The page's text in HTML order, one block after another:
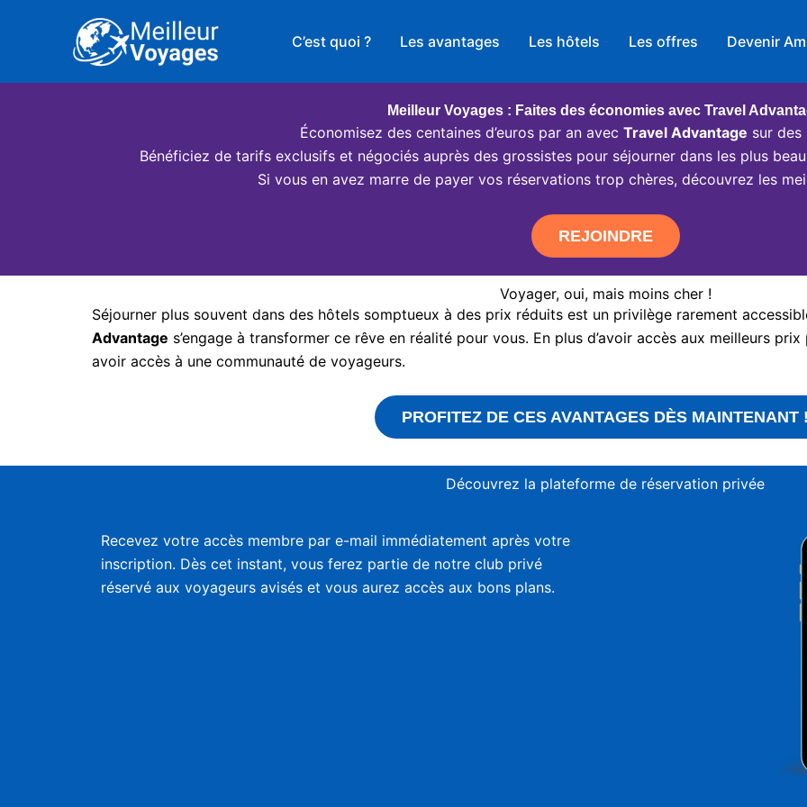
C’est quoi ? Les avantages Les hôtels Les offres Devenir
Meilleur Voyages : Faites des économies avec Travel
Économisez des centaines d’euros par an avec Travel Advantage sur des
Bénéficiez de tarifs exclusifs et négociés auprès des grossistes pour séjourner dans les plus
Si vous en avez marre de payer vos réservations trop chères, découvrez les
REJOINDRE
Voyager, oui, mais moins cher !
Séjourner plus souvent dans des hôtels somptueux à des prix réduits est un privilège rarement
Advantage s’engage à transformer ce rêve en réalité pour vous. En plus d’avoir accès aux meilleurs
avoir accès à une communauté de voyageurs.
PROFITEZ DE CES AVANTAGES DÈS MAINTENANT
Découvrez la plateforme de réservation privée
Recevez votre accès membre par e-mail immédiatement après votre
inscription. Dès cet instant, vous ferez partie de notre club privé
réservé aux voyageurs avisés et vous aurez accès aux bons plans.